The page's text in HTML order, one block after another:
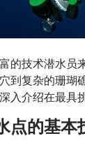
的技术潜水员
到复杂的珊瑚
入介绍在最具
点的基本